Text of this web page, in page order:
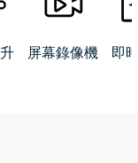
屏幕錄像機 即